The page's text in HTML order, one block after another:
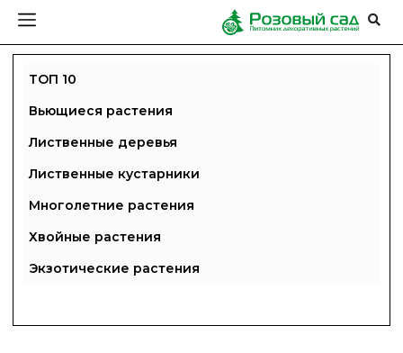
ТОП 10
Вьющиеся растения
Лиственные деревья
Лиственные кустарники
Многолетние растения
Хвойные растения
Экзотические растения